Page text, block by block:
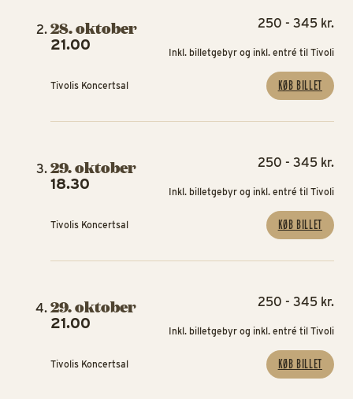
28. oktober
21.00
Tivolis Koncertsal
250 - 345 kr.
Inkl. billetgebyr og inkl. entré til Tivoli
KØB BILLET
29. oktober
18.30
Tivolis Koncertsal
250 - 345 kr.
Inkl. billetgebyr og inkl. entré til Tivoli
KØB BILLET
29. oktober
21.00
Tivolis Koncertsal
250 - 345 kr.
Inkl. billetgebyr og inkl. entré til Tivoli
KØB BILLET